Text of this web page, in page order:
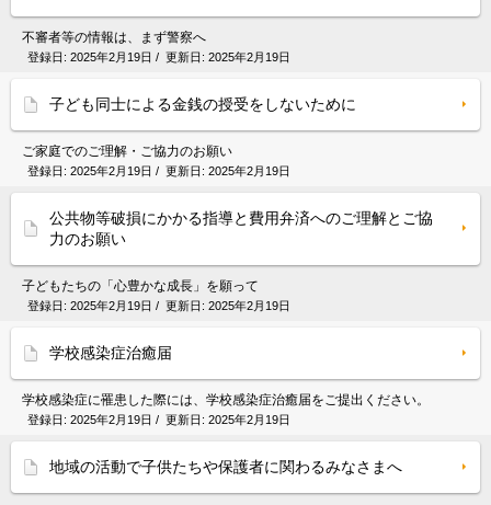
不審者等の情報は、まず警察へ
登録日: 2025年2月19日 / 更新日: 2025年2月19日
子ども同士による金銭の授受をしないために
ご家庭でのご理解・ご協力のお願い
登録日: 2025年2月19日 / 更新日: 2025年2月19日
公共物等破損にかかる指導と費用弁済へのご理解とご協
力のお願い
子どもたちの「心豊かな成長」を願って
登録日: 2025年2月19日 / 更新日: 2025年2月19日
学校感染症治癒届
学校感染症に罹患した際には、学校感染症治癒届をご提出ください。
登録日: 2025年2月19日 / 更新日: 2025年2月19日
地域の活動で子供たちや保護者に関わるみなさまへ